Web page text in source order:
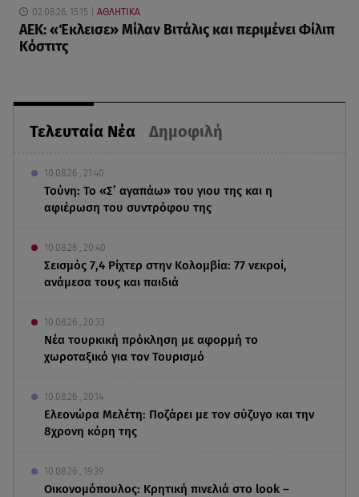
Τελευταία Νέα Δημοφιλή
10.08.26 , 21:40
Τούνη: Το «Σ’ αγαπάω» του γιου της και η
αφιέρωση του συντρόφου της
10.08.26 , 20:40
Σεισμός 7,4 Ρίχτερ στην Κολομβία: 77 νεκροί,
ανάμεσα τους και παιδιά
10.08.26 , 20:33
Νέα τουρκική πρόκληση με αφορμή το
χωροταξικό για τον Τουρισμό
10.08.26 , 20:14
Ελεονώρα Μελέτη: Ποζάρει με τον σύζυγο και την
8χρονη κόρη της
10.08.26 , 19:39
Οικονομόπουλος: Κρητική πινελιά στο look –
02.08.26, 15:15 ΑΘΛΗΤΙΚΑ
ΑΕΚ: «Έκλεισε» Μίλαν Βιτάλις και περιμένει Φίλιπ
Κόστιτς